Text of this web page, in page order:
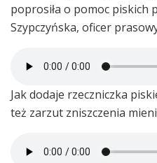
poprosiła o pomoc piskich
Szypczyńska, oficer
Jak dodaje rzeczniczka
też zarzut zniszczenia